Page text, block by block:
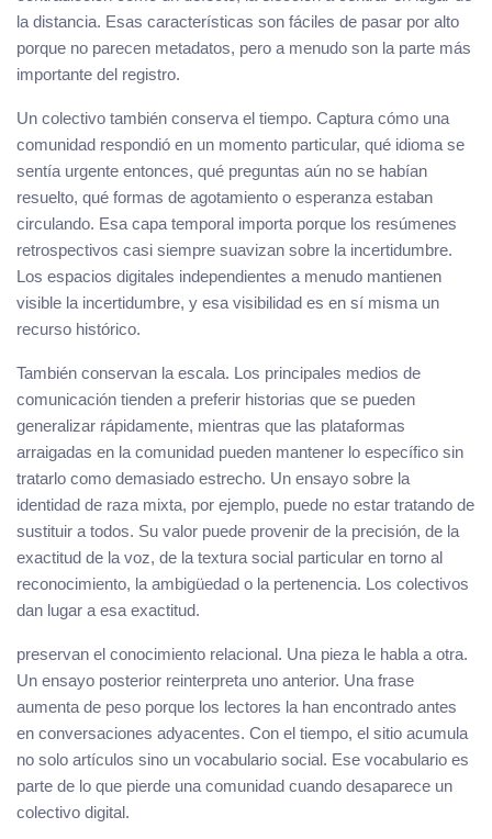
la distancia. Esas características son fáciles de pasar por alto
porque no parecen metadatos, pero a menudo son la parte más
importante del registro.
Un colectivo también conserva el tiempo. Captura cómo una
comunidad respondió en un momento particular, qué idioma se
sentía urgente entonces, qué preguntas aún no se habían
resuelto, qué formas de agotamiento o esperanza estaban
circulando. Esa capa temporal importa porque los resúmenes
retrospectivos casi siempre suavizan sobre la incertidumbre.
Los espacios digitales independientes a menudo mantienen
visible la incertidumbre, y esa visibilidad es en sí misma un
recurso histórico.
También conservan la escala. Los principales medios de
comunicación tienden a preferir historias que se pueden
generalizar rápidamente, mientras que las plataformas
arraigadas en la comunidad pueden mantener lo específico sin
tratarlo como demasiado estrecho. Un ensayo sobre la
identidad de raza mixta, por ejemplo, puede no estar tratando de
sustituir a todos. Su valor puede provenir de la precisión, de la
exactitud de la voz, de la textura social particular en torno al
reconocimiento, la ambigüedad o la pertenencia. Los colectivos
dan lugar a esa exactitud.
preservan el conocimiento relacional. Una pieza le habla a otra.
Un ensayo posterior reinterpreta uno anterior. Una frase
aumenta de peso porque los lectores la han encontrado antes
en conversaciones adyacentes. Con el tiempo, el sitio acumula
no solo artículos sino un vocabulario social. Ese vocabulario es
parte de lo que pierde una comunidad cuando desaparece un
colectivo digital.